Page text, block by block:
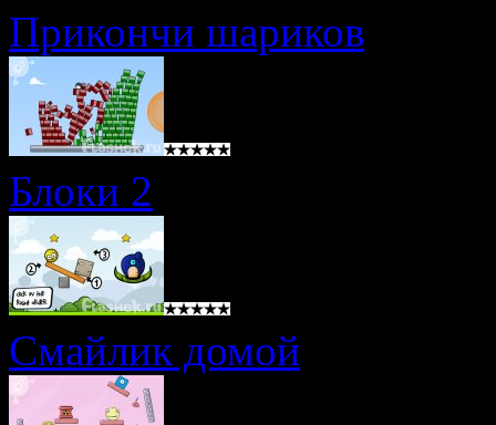
Прикончи шариков
Блоки 2
Смайлик домой